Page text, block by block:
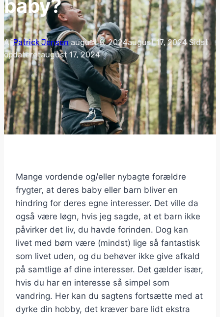
baby?
AfPatrick Jensen august 8, 2024august 17, 2024 Sidst
opdateretaugust 17, 2024
Mange vordende og/eller nybagte forældre
frygter, at deres baby eller barn bliver en
hindring for deres egne interesser. Det ville da
også være løgn, hvis jeg sagde, at et barn ikke
påvirker det liv, du havde forinden. Dog kan
livet med børn være (mindst) lige så fantastisk
som livet uden, og du behøver ikke give afkald
på samtlige af dine interesser. Det gælder især,
hvis du har en interesse så simpel som
vandring. Her kan du sagtens fortsætte med at
dyrke din hobby, det kræver bare lidt ekstra